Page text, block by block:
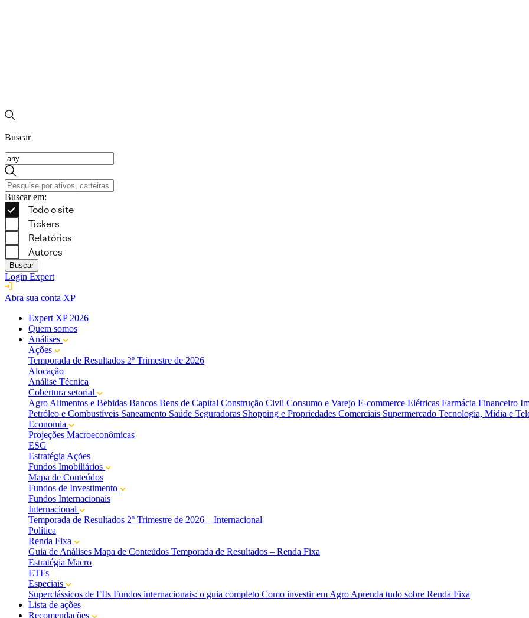
Buscar
Buscar em:
Buscar
Login Expert
Abra sua conta XP
Expert XP 2026
Quem somos
Análises
Ações
Temporada de Resultados 2º Trimestre de 2026
Alocação
Análise Técnica
Cobertura setorial
AgroAlimentos e Bebidas Bancos Bens de Capital Construção Civil Consumo e Varejo E-commerce Elétricas Farmácia Financeiro
Petróleo e Combustíveis Saneamento Saúde Seguradoras Shopping e Propriedades Comerciais Supermercado Tecnologia, Mídia e
Economia
Projeções Macroeconômicas
ESG
Estratégia Ações
Fundos Imobiliários
Mapa de Conteúdos
Fundos de Investimento
Fundos Internacionais
Internacional
Temporada de Resultados 2º Trimestre de 2026 – Internacional
Política
Renda Fixa
Guia de Análises Mapa de Conteúdos Temporada de Resultados – Renda Fixa
Estratégia Macro
ETFs
Especiais
Superclássicos de FIIs Fundos internacionais: o guia completo Como investir em AgroAprenda tudo sobre Renda Fixa
Lista de ações
Recomendações